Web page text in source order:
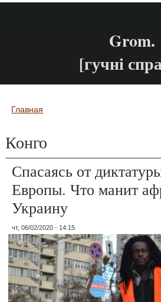
Grom.
[гучні
Вы здесь
Главная
Конго
Спасаясь от
Европы. Что манит
Украину
чт, 06/02/2020 - 14:15